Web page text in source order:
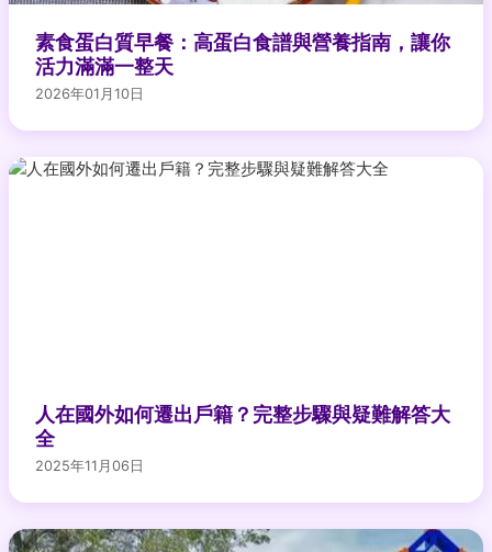
素食蛋白質早餐：高蛋白食譜與營養指南，讓你
活力滿滿一整天
2026年01月10日
人在國外如何遷出戶籍？完整步驟與疑難解答大
全
2025年11月06日